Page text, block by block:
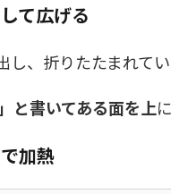
て広げる
し、折りたたまれて
と書いてある面を上
加熱